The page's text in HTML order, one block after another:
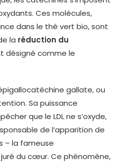
Ces molécules,
dans le thé vert bio, sont
la réduction du
désigné comme le
gallate, ou
Sa puissance
que le LDL ne s’oxyde,
de l’apparition de
– la fameuse
du cœur. Ce phénomène,